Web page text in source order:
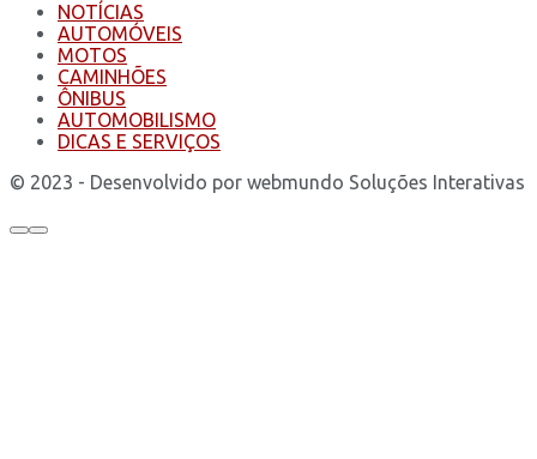
NOTÍCIAS
AUTOMÓVEIS
MOTOS
CAMINHÕES
ÔNIBUS
AUTOMOBILISMO
DICAS E SERVIÇOS
© 2023 - Desenvolvido por webmundo Soluções Interativas